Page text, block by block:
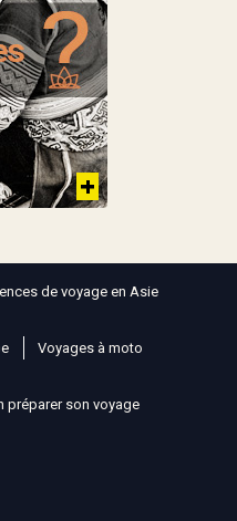
de voyage en Asie
Voyages à moto
préparer son voyage